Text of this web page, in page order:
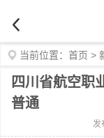
当前位置： 首页 >
四川省航空职
普通
发